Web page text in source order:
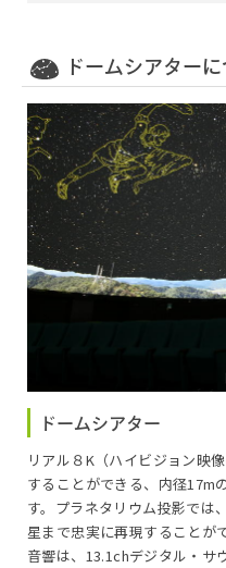
ドームシアター
ドームシアター
リアル８K（ハイビジョン映
することができる、内径17m
す。プラネタリウム投影では
星まで忠実に再現することが
音響は、13.1chデジタル・サ